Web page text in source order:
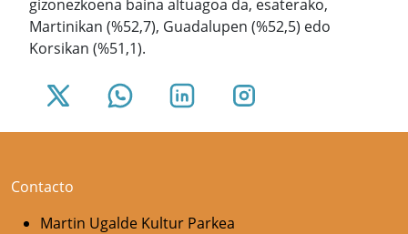
gizonezkoena baina altuagoa da, esaterako,
Martinikan (%52,7), Guadalupen (%52,5) edo
Korsikan (%51,1).
Contacto
Martin Ugalde Kultur Parkea